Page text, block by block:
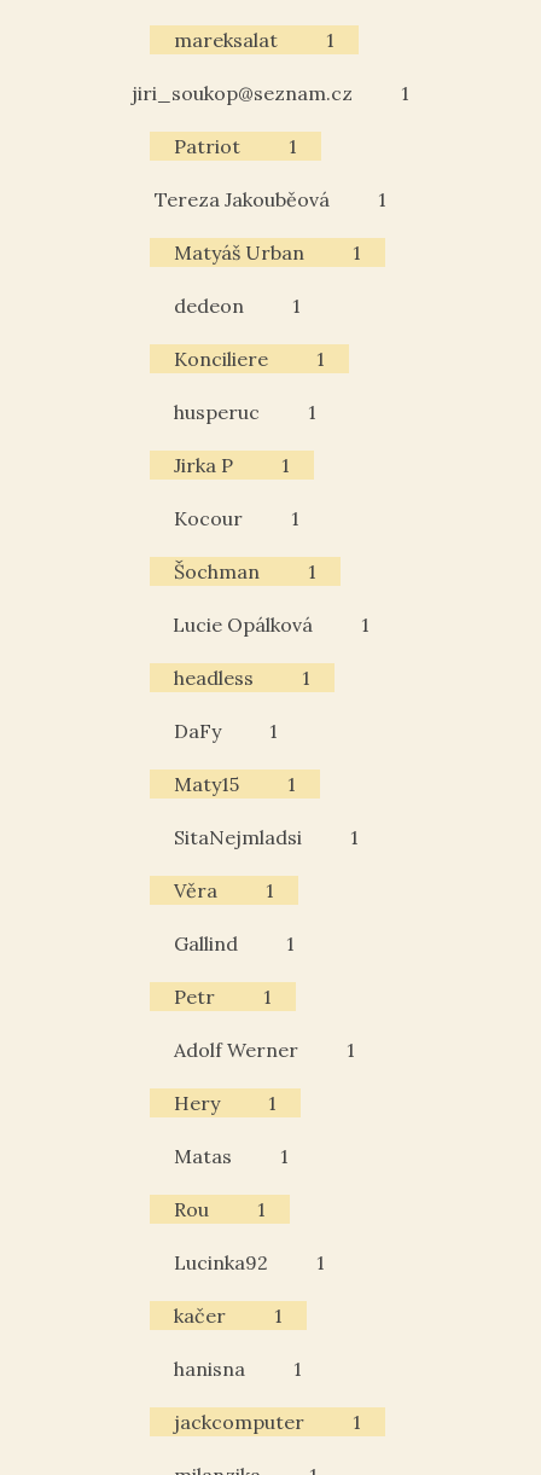
mareksalat 1
jiri_soukop@seznam.cz 1
Patriot 1
Tereza Jakouběová 1
Matyáš Urban 1
dedeon 1
Konciliere 1
husperuc 1
Jirka P 1
Kocour 1
Šochman 1
Lucie Opálková 1
headless 1
DaFy 1
Maty15 1
SitaNejmladsi 1
Věra 1
Gallind 1
Petr 1
Adolf Werner 1
Hery 1
Matas 1
Rou 1
Lucinka92 1
kačer 1
hanisna 1
jackcomputer 1